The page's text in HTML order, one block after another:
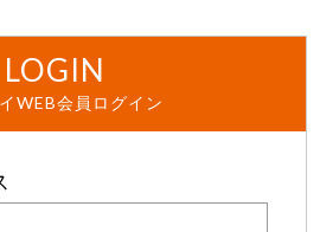
LOGIN
WEB会員ログイン